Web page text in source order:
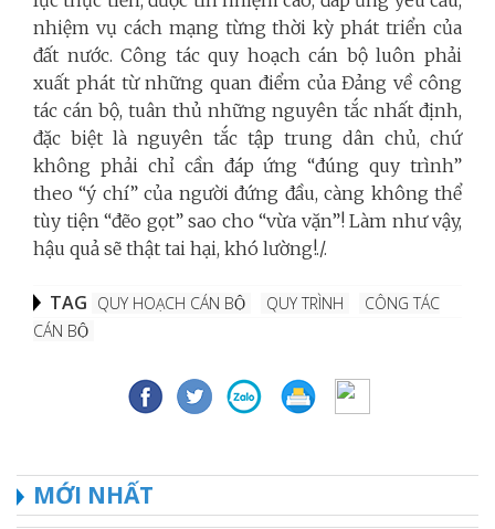
nhiệm vụ cách mạng từng thời kỳ phát triển của
đất nước. Công tác quy hoạch cán bộ luôn phải
xuất phát từ những quan điểm của Đảng về công
tác cán bộ, tuân thủ những nguyên tắc nhất định,
đặc biệt là nguyên tắc tập trung dân chủ, chứ
không phải chỉ cần đáp ứng “đúng quy trình”
theo “ý chí” của người đứng đầu, càng không thể
tùy tiện “đẽo gọt” sao cho “vừa vặn”! Làm như vậy,
hậu quả sẽ thật tai hại, khó lường!./.
TAG QUY HOẠCH CÁN BỘ QUY TRÌNH
CÔNG TÁC
CÁN BỘ
MỚI NHẤT